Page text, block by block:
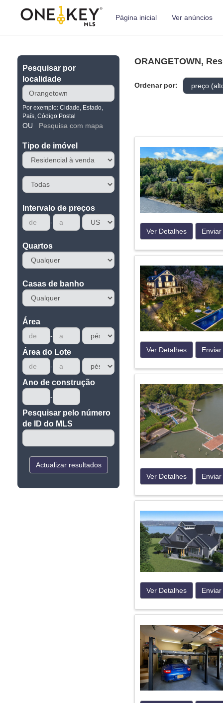
Página inicial Ver anúncios
Pesquisar por
localidade
Por exemplo: Cidade, Estado,
País, Código Postal
OU Pesquisa com mapa
Tipo de imóvel
Intervalo de preços
Quartos
Casas de banho
Área
Área do Lote
Ano de construção
Pesquisar pelo número
de ID do MLS
Actualizar resultados
ORANGETOWN,
Ordenar por:
Ver Detalhes Enviar
Ver Detalhes Enviar
Ver Detalhes Enviar
Ver Detalhes Enviar